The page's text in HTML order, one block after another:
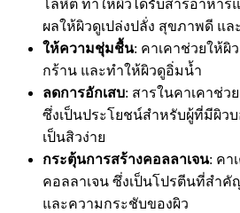
โลหิต ทำให้ผิวได้รับสารอาหาร
ผลให้ผิวดูเปล่งปลั่ง สุขภาพดี แ
ให้ความชุ่มชื้น: คาเคาช่วยให้
กร้าน และทำให้ผิวดูอิ่มน้ำ
ลดการอักเสบ: สารในคาเคาช่ว
ซึ่งเป็นประโยชน์สำหรับผู้ที่มีผิว
เป็นสิวง่าย
กระตุ้นการสร้างคอลลาเจน: คา
คอลลาเจน ซึ่งเป็นโปรตีนที่สำ
และความกระชับของผิว